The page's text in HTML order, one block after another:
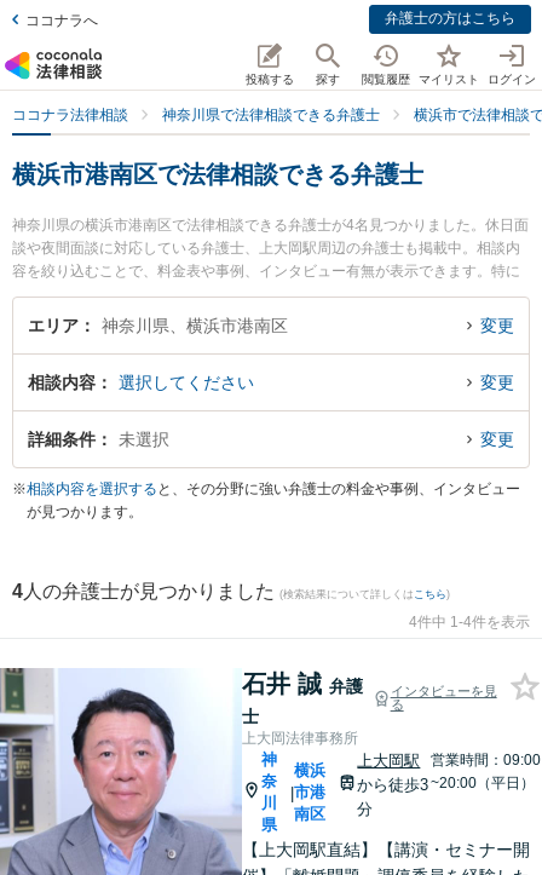
ココナラへ 弁護士の方はこちら
投稿する 探す 閲覧履歴 マイリスト ログイン
ココナラ法律相談 神奈川県で法律相談できる弁護士 横浜市で法律相談
横浜市港南区で法律相談できる弁護士
神奈川県の横浜市港南区で法律相談できる弁護士が4名見つかりました。休日面
談や夜間面談に対応している弁護士、上大岡駅周辺の弁護士も掲載中。相談内
容を絞り込むことで、料金表や事例、インタビュー有無が表示できます。特に
上大岡法律事務所の石井 誠弁護士や上大岡法律事務所の水口 かれん弁護士、上
大岡港南法律事務所の福島 利宗弁護士のプロフィール情報や弁護士費用、強み
は是非ご利用ください。横浜市港南区で土日や夜間に発生した不倫慰謝料トラ
ブルを今すぐに弁護士に相談したい』『交通事故の過失割合や後遺障害のトラ
ブル解決の実績豊富な近くの弁護士を検索したい』『初回相談無料で自己破産
でお困りの相談者さんにおすすめです。
エリア 神奈川県、横浜市港南区 変更
相談内容 選択してください 変更
詳細条件 未選択 変更
※相談内容を選択する と、その分野に強い弁護士の料金や事例、インタビュー
が見つかります。
4 人の弁護士が見つかりました (検索結果について詳しくは こちら)
4件中 1-4件を表示
石井 誠 弁護
士
インタビューを見
る
上大岡法律事務所
神
奈
川
県
|
横浜
市港
南区
上大岡駅
から徒歩3
分
営業時間：09:00
~20:00（平日）
【上大岡駅直結】【講演・セミナー開